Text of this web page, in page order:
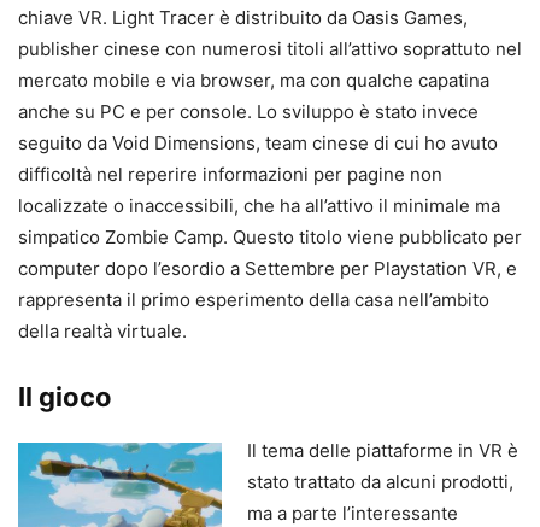
chiave VR. Light Tracer è distribuito da Oasis Games,
publisher cinese con numerosi titoli all’attivo soprattuto nel
mercato mobile e via browser, ma con qualche capatina
anche su PC e per console. Lo sviluppo è stato invece
seguito da Void Dimensions, team cinese di cui ho avuto
difficoltà nel reperire informazioni per pagine non
localizzate o inaccessibili, che ha all’attivo il minimale ma
simpatico Zombie Camp. Questo titolo viene pubblicato per
computer dopo l’esordio a Settembre per Playstation VR, e
rappresenta il primo esperimento della casa nell’ambito
della realtà virtuale.
Il gioco
Il tema delle piattaforme in VR è
stato trattato da alcuni prodotti,
ma a parte l’interessante